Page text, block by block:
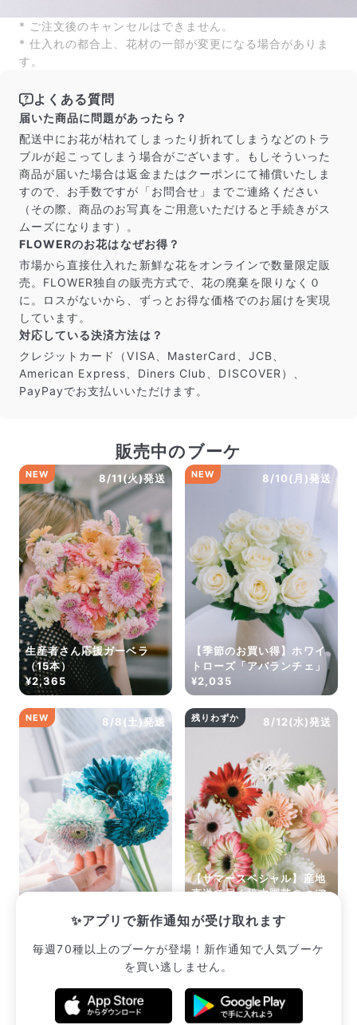
よくある質問
Q. 毎月自動でお花が届くサービスですか？
いいえ、毎月自動でお届けするサービスではありません。好
きな時に好きな花をご注文いただけます。
Q. 配送できないエリアはありますか？
ただいま沖縄・離島エリアへの配送には対応しておりませ
ん。ご了承ください。
Q. 配送日時は指定できますか？
お花をベストなタイミングで発送しているため、お届け日の
指定はできません。受け取り時間帯は、発送後にクロネコヤ
マトのアプリから変更可能です。
Q. 注文後にキャンセルできますか？
ご注文後一定時間内であればキャンセル可能です。
* ご注文後のキャンセルはできません。
* 仕入れの都合上、花材の一部が変更になる場合がありま
す。
よくある質問
届いた商品に問題があったら？
配送中にお花が枯れてしまったり折れてしまうなどのトラ
ブルが起こってしまう場合がございます。もしそういった
商品が届いた場合は返金またはクーポンにて補償いたしま
すので、お手数ですが「お問合せ」までご連絡ください
（その際、商品のお写真をご用意いただけると手続きがス
ムーズになります）。
FLOWERのお花はなぜお得？
市場から直接仕入れた新鮮な花をオンラインで数量限定販
売。FLOWER独自の販売方式で、花の廃棄を限りなく０
に。ロスがないから、ずっとお得な価格でのお届けを実現
しています。
対応している決済方法は？
クレジットカード（VISA、MasterCard、JCB、
American Express、Diners Club、DISCOVER）、
PayPayでお支払いいただけます。
✨アプリで新作通知が受け取れます
毎週70種以上のブーケが登場！新作通知で人気ブーケ
を買い逃しません。
販売中のブーケ
8/11(火)発送
NEW
生産者さん応援ガーベラ
（15本）
¥2,365
8/10(月)発送
NEW
【季節のお買い得】ホワイ
トローズ「アバランチェ」
¥2,035
8/8(土)発送
NEW 8/12(水)発送
残りわずか
【サマースペシャル】産地
直送で届く松木園芸のつぼ
¥2,552
販売中のブーケ一覧へ